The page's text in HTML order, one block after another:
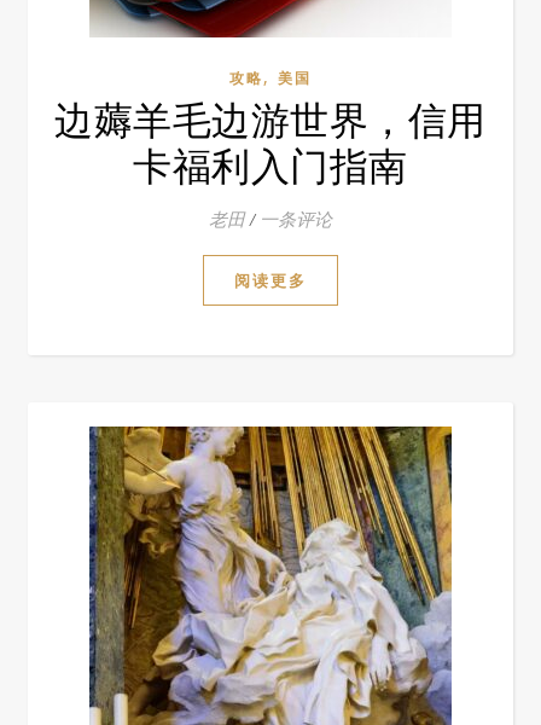
攻略, 美国
边薅羊毛边游世界，信用
卡福利入门指南
老田 / 一条评论
阅读更多